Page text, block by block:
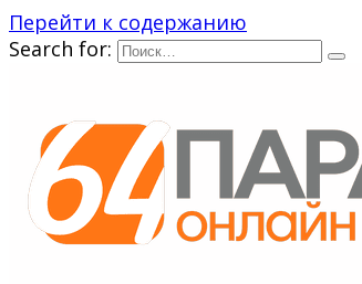
Перейти к содержанию
Search for: